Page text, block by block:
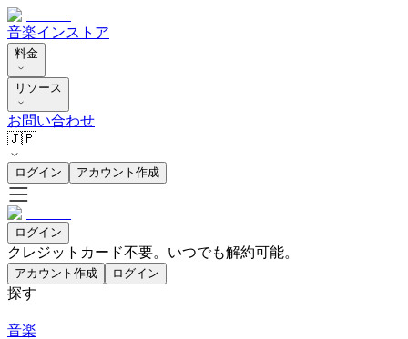
音楽インストア
料金
リソース
お問い合わせ
🇯🇵
ログイン アカウント作成
ログイン
クレジットカード不要。いつでも解約可能。
アカウント作成 ログイン
探す
音楽